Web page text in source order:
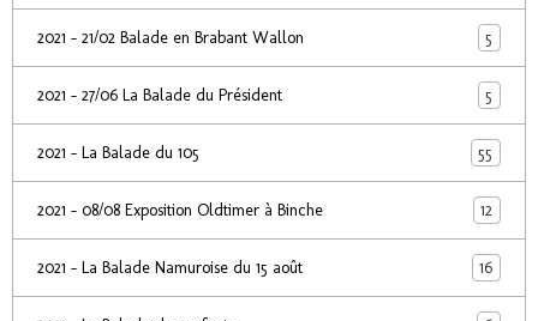
2021 - 21/02 Balade en Brabant Wallon 5
2021 - 27/06 La Balade du Président 5
2021 - La Balade du 105 55
2021 - 08/08 Exposition Oldtimer à Binche 12
2021 - La Balade Namuroise du 15 août 16